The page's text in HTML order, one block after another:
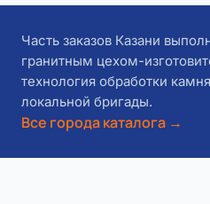
Часть заказов Казани
гранитным цехом-
технология обработки
локальной бригады.
Все города каталога →